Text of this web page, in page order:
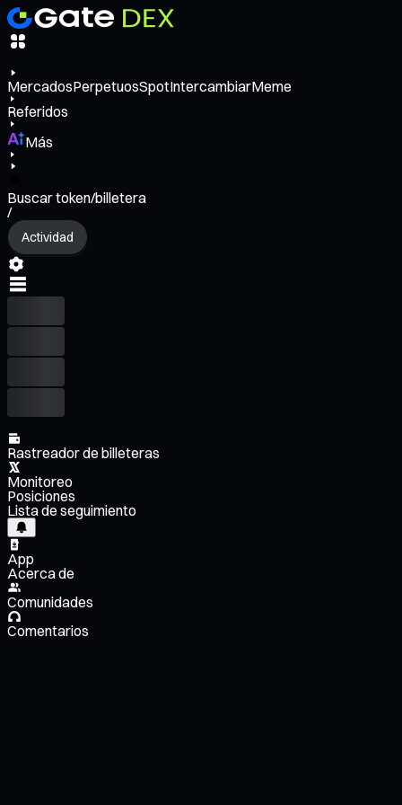
MercadosPerpetuosSpotIntercambiarMeme
Referidos
Más
Buscar token/billetera
/
Actividad
Rastreador de billeteras
Monitoreo
Posiciones
Lista de seguimiento
App
Acerca de
Comunidades
Comentarios